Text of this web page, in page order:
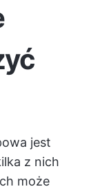
jest
z nich
może